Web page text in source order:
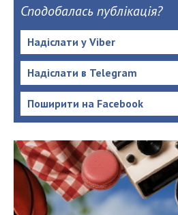
Сподобалась публікація?
Надіслати у Viber
Надіслати в Telegram
Поширити на Facebook